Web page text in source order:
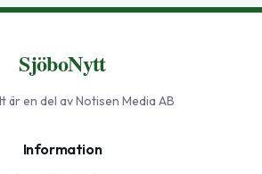
SjöboNytt
är en del av Notisen Media AB
Information